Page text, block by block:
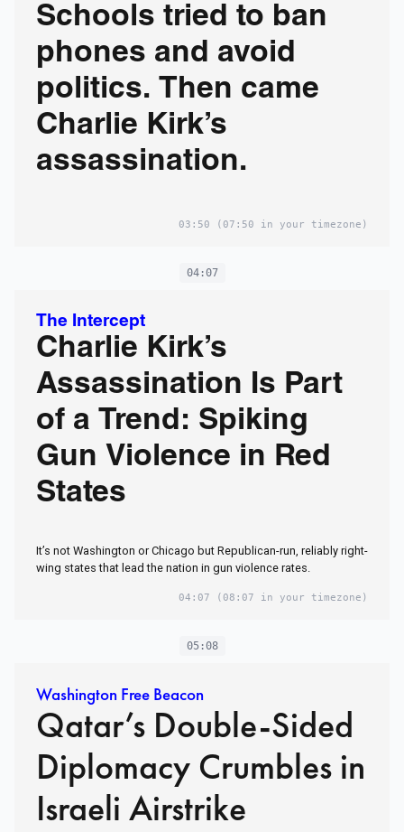
Schools tried to ban
phones and avoid
politics. Then came
Charlie Kirk’s
assassination.
03:50 (07:50 in your timezone)
04:07
The Intercept
Charlie Kirk’s
Assassination Is Part
of a Trend: Spiking
Gun Violence in Red
States
It’s not Washington or Chicago but Republican-run, reliably right-
wing states that lead the nation in gun violence rates.
04:07 (08:07 in your timezone)
05:08
Washington Free Beacon
Qatar’s Double-Sided
Diplomacy Crumbles in
Israeli Airstrike